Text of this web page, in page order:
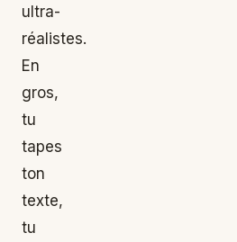
ultra-
réalistes.
En
gros,
tu
tapes
ton
texte,
tu